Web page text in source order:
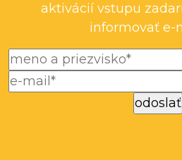
aktivácií vstupu
informovať e-